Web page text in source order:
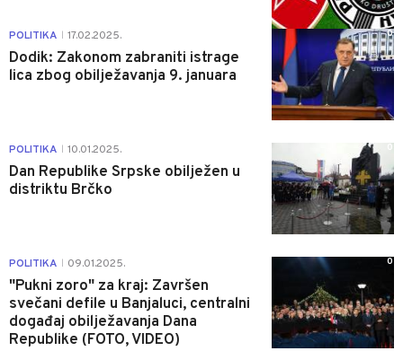
POLITIKA 17.02.2025.
Dodik: Zakonom zabraniti istrage
lica zbog obilježavanja 9. januara
0
POLITIKA 10.01.2025.
Dan Republike Srpske obilježen u
distriktu Brčko
0
POLITIKA 09.01.2025.
"Pukni zoro" za kraj: Završen
svečani defile u Banjaluci, centralni
događaj obilježavanja Dana
Republike (FOTO, VIDEO)
0